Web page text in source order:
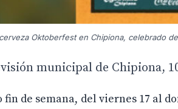
Oktoberfest en Chipiona, celebrado
municipal de Chipiona,
fin de semana, del viernes 17 al